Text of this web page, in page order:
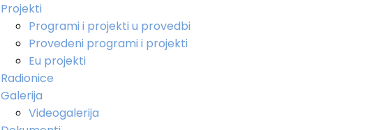
Projekti
Programi i projekti u provedbi
Provedeni programi i projekti
Eu projekti
Radionice
Galerija
Videogalerija